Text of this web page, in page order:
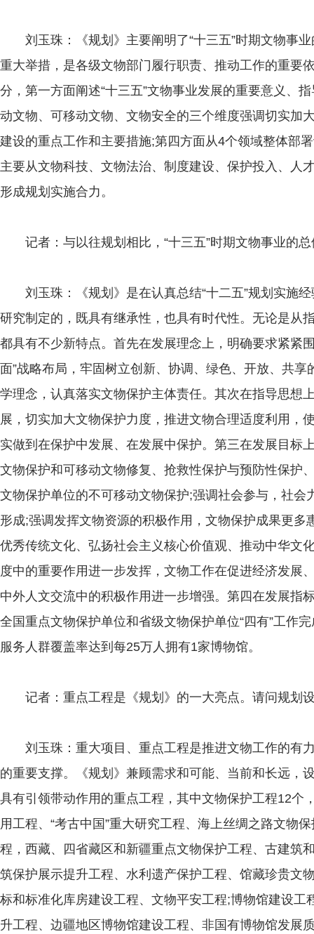
刘玉珠：《规划》主要阐明了“十三五”时期文物事业
重大举措，是各级文物部门履行职责、推动工作的重要
分，第一方面阐述“十三五”文物事业发展的重要意义、
动文物、可移动文物、文物安全的三个维度强调切实加
建设的重点工作和主要措施;第四方面从4个领域整体部
主要从文物科技、文物法治、制度建设、保护投入、人
形成规划实施合力。
记者：与以往规划相比，“十三五”时期文物事业的总
刘玉珠：《规划》是在认真总结“十二五”规划实施经
研究制定的，既具有继承性，也具有时代性。无论是从
都具有不少新特点。首先在发展理念上，明确要求紧紧
面”战略布局，牢固树立创新、协调、绿色、开放、共
学理念，认真落实文物保护主体责任。其次在指导思想
展，切实加大文物保护力度，推进文物合理适度利用，
实做到在保护中发展、在发展中保护。第三在发展目标
文物保护和可移动文物修复、抢救性保护与预防性保护
文物保护单位的不可移动文物保护;强调社会参与，社会
形成;强调发挥文物资源的积极作用，文物保护成果更多
优秀传统文化、弘扬社会主义核心价值观、推动中华文
度中的重要作用进一步发挥，文物工作在促进经济发展
中外人文交流中的积极作用进一步增强。第四在发展指
全国重点文物保护单位和省级文物保护单位“四有”工作
服务人群覆盖率达到每25万人拥有1家博物馆。
记者：重点工程是《规划》的一大亮点。请问规划
刘玉珠：重大项目、重点工程是推进文物工作的有
的重要支撑。《规划》兼顾需求和可能、当前和长远，
具有引领带动作用的重点工程，其中文物保护工程12个
用工程、“考古中国”重大研究工程、海上丝绸之路文物
程，西藏、四省藏区和新疆重点文物保护工程、古建筑
筑保护展示提升工程、水利遗产保护工程、馆藏珍贵文
标和标准化库房建设工程、文物平安工程;博物馆建设工
升工程、边疆地区博物馆建设工程、非国有博物馆发展